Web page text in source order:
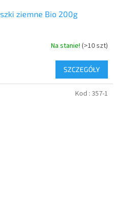
ziemne Bio 200g
Na stanie! (>10 szt)
SZCZEGÓŁY
Kod : 357-1